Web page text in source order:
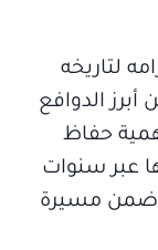
لتاريخه
أبرز الدوافع
حفاظ
عبر سنوات
ضمن مسيرة